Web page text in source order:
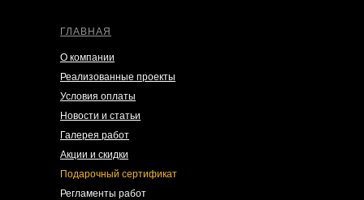
ГЛАВНАЯ
О компании
Реализованные проекты
Условия оплаты
Новости и статьи
Галерея работ
Акции и скидки
Подарочный сертификат
Регламенты работ